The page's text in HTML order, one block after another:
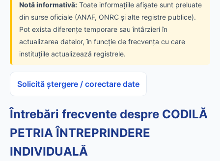
Notă informativă: Toate informațiile afișate sunt preluate
din surse oficiale (ANAF, ONRC și alte registre publice).
Pot exista diferențe temporare sau întârzieri în
actualizarea datelor, în funcție de frecvența cu care
instituțiile actualizează registrele.
Solicită ștergere / corectare date
Întrebări frecvente despre CODILĂ
PETRIA ÎNTREPRINDERE
INDIVIDUALĂ